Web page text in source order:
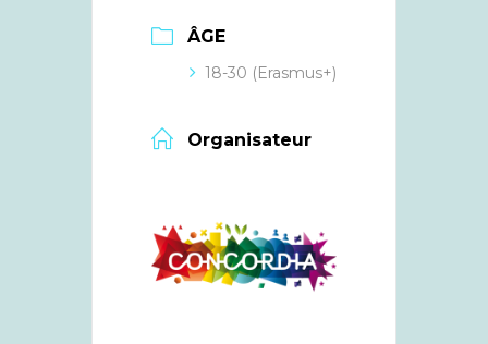
ÂGE
18-30 (Erasmus+)
Organisateur